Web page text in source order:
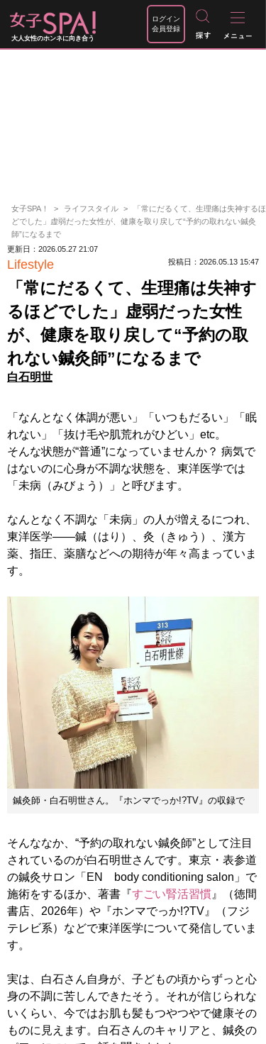
大人女性のホンネに向き合う
ログイン
会員登録
女子SPA！ ライフスタイル
「常にだるくて、生理痛は失神するほ
どでした」虚弱だった女性が、健康を取り戻して“予約の取れない鍼灸
師”になるまで
更新日：2026.05.27 21:07
Lifestyle 投稿日：2026.05.13 15:47
「常にだるくて、生理痛は失神す
るほどでした」虚弱だった女性
が、健康を取り戻して“予約の取
れない鍼灸師”になるまで
白石明世
「なんとなく体調が悪い」「いつもだるい」「眠
れない」「抜け毛や肌荒れがひどい」etc。
そんな状態が“普通”になっていませんか？ 病気で
はないのに心身が不調な状態を、東洋医学では
「未病（みびょう）」と呼びます。
なんとなく不調な「未病」の人が増えるにつれ、
東洋医学――鍼（はり）、灸（きゅう）、漢方
薬、指圧、薬膳などへの期待が年々高まっていま
す。
鍼灸師・白石明世さん。『ホンマでっか!?TV』の収録で
そんななか、“予約の取れない鍼灸師”として注目
されているのが白石明世さんです。東京・表参道
の鍼灸サロン「EN body conditioning salon」で
施術をするほか、著書『すごい腎活習慣 』（徳間
書店、2026年）や『ホンマでっか!?TV』（フジ
テレビ系）などで東洋医学について発信していま
す。
実は、白石さん自身が、子どもの頃からずっと心
身の不調に苦しんできたそう。それが信じられな
いくらい、今ではお肌も髪もつやつやで健康その
ものに見えます。白石さんのキャリアと、鍼灸の